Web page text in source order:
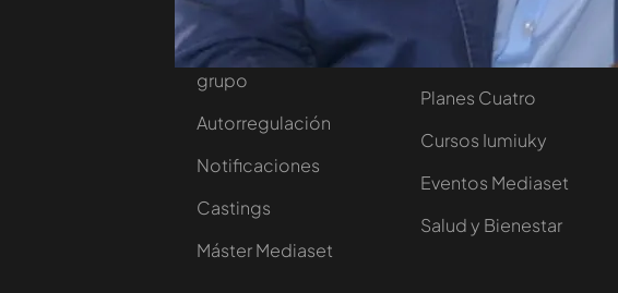
Contacta
Trabaja en nuestro
grupo
Autorregulación
Notificaciones
Castings
Máster Mediaset
Comprar entradas
Ofertas y regalos
Planes Cuatro
Cursos Iumiuky
Eventos Mediaset
Salud y Bienestar